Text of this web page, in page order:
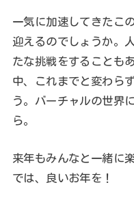
一気に加速してきたこ
迎えるのでしょうか。
たな挑戦をすることも
中、これまでと変わら
う。バーチャルの世界
ら。
来年もみんなと一緒に
では、良いお年を！